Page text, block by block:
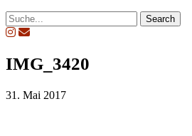
Search
IMG_3420
31. Mai 2017